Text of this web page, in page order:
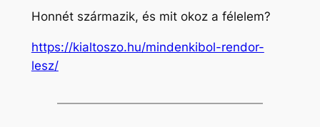
LINK
EMBED
Honnét származik, és mit okoz a félelem?
https://kialtoszo.hu/mindenkibol-rendor-
lesz/